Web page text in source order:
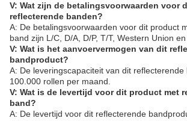
V: Wat zijn de betalingsvoorwaarden voor
reflecterende banden?
A: De betalingsvoorwaarden voor dit product
band zijn L/C, D/A, D/P, T/T, Western Union
V: Wat is het aanvoervermogen van dit
bandproduct?
A: De leveringscapaciteit van dit
100.000 rollen per maand.
V: Wat is de levertijd voor dit product met
band?
A: De levertijd voor dit reflecterende